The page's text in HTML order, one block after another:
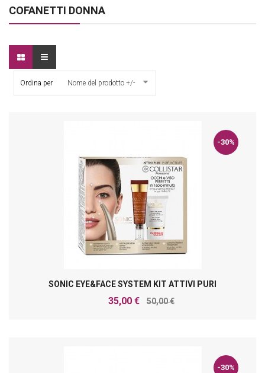
COFANETTI DONNA
Ordina per Nome del prodotto +/-
-30%
SONIC EYE&FACE SYSTEM KIT ATTIVI PURI
35,00 € 50,00 €
-30%